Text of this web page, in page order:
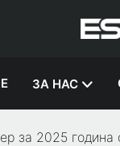
ЗА НАС
за 2025 година